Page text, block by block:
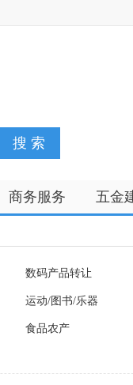
商务服务 五金
数码产品转让
运动/图书/乐器
食品农产